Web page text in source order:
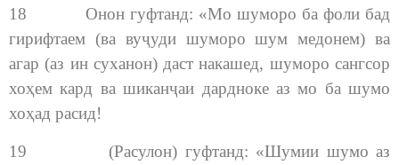
18 Онон гуфтанд: «Мо шуморо ба фоли бад
гирифтаем (ва вуҷуди шуморо шум медонем) ва
агар (аз ин суханон) даст накашед, шуморо сангсор
хоҳем кард ва шиканҷаи дардноке аз мо ба шумо
хоҳад расид!
19 (Расулон) гуфтанд: «Шумии шумо аз